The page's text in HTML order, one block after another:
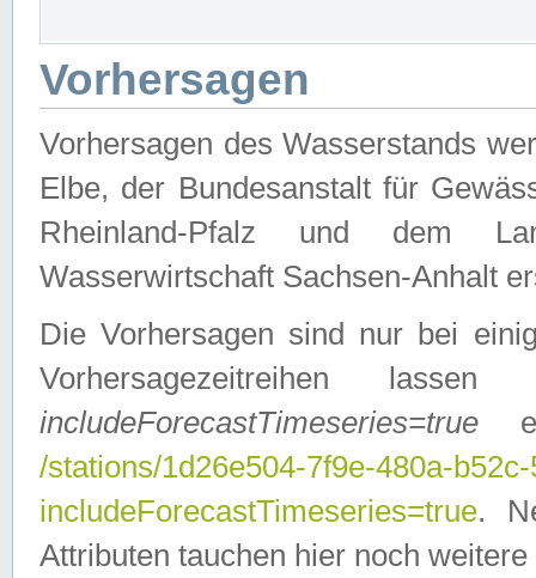
Vorhersagen
Vorhersagen des Wasserstands
Elbe, der Bundesanstalt für
Rheinland-Pfalz und dem
Wasserwirtschaft Sachsen-Anhalt
Die Vorhersagen sind nur bei
Vorhersagezeitreihen
includeForecastTimeseries=true
/stations/1d26e504-7f9e-480a-
includeForecastTimeseries=true.
Attributen tauchen hier noch weitere